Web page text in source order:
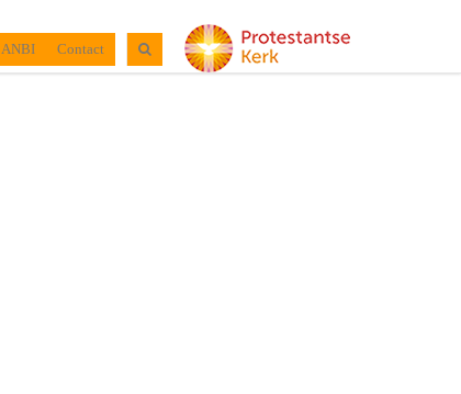
ANBI Contact